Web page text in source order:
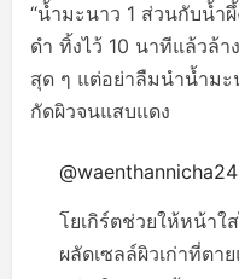
“น้ำมะนาว 1 ส่วนกับน้ำ
ดำ ทิ้งไว้ 10 นาทีแล้วล้
สุด ๆ แต่อย่าลืมนำน้ำมะ
กัดผิวจนแสบแดง
@waenthannicha24
โยเกิร์ตช่วยให้หน้า
ผลัดเซลล์ผิวเก่าที่ตา